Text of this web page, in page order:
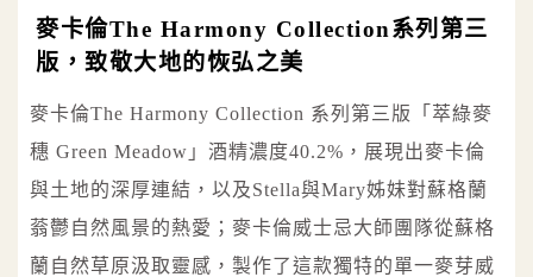
麥卡倫The Harmony Collection系列第三
版，致敬大地的恢弘之美
麥卡倫The Harmony Collection 系列第三版「萃綠麥
穗 Green Meadow」酒精濃度40.2%，展現出麥卡倫
與土地的深厚連結，以及Stella與Mary姊妹對蘇格蘭
蓊鬱自然風景的熱愛；麥卡倫威士忌大師團隊從蘇格
蘭自然草原汲取靈感，製作了這款獨特的單一麥芽威